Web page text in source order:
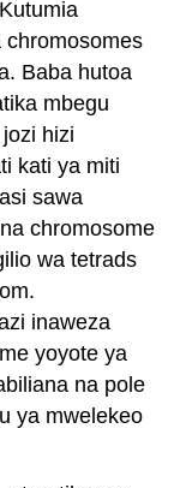
chromosomes
Baba hutoa
mbegu
hizi
kati ya miti
sawa
chromosome
wa tetrads
inaweza
yoyote ya
na pole
ya mwelekeo